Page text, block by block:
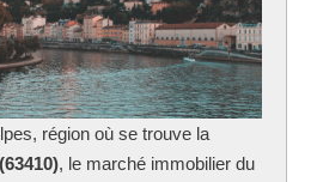
région où se trouve la
, le marché immobilier du